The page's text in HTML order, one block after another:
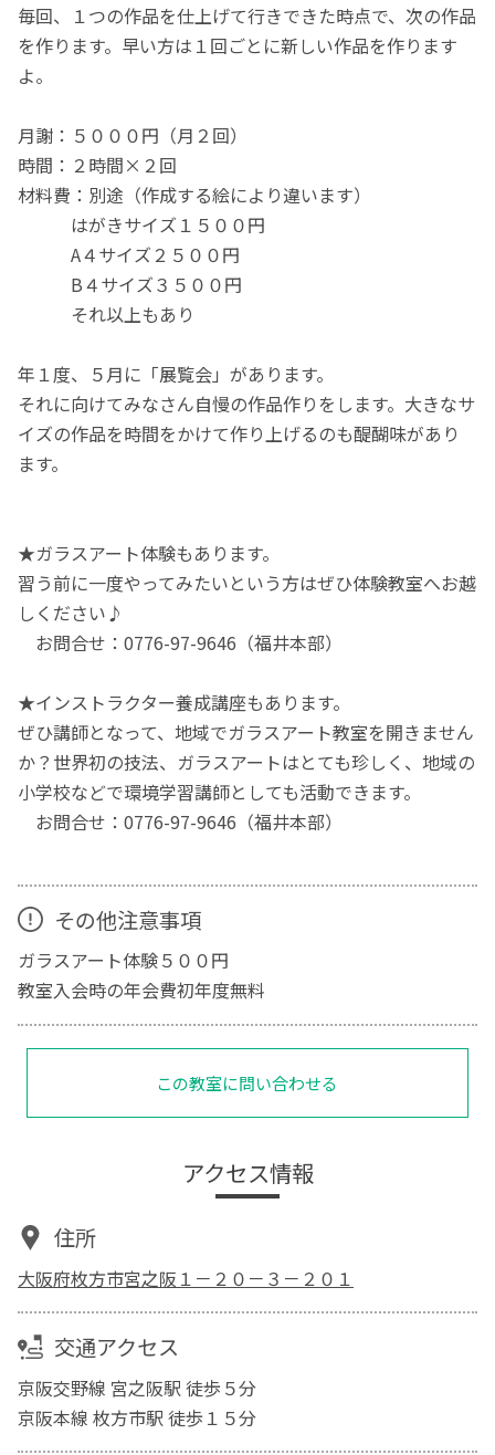
毎回、１つの作品を仕上げて行きできた時点で、次の作品
を作ります。早い方は１回ごとに新しい作品を作ります
よ。
月謝：５０００円（月２回）
時間：２時間×２回
材料費：別途（作成する絵により違います）
はがきサイズ１５００円
A４サイズ２５００円
B４サイズ３５００円
それ以上もあり
年１度、５月に「展覧会」があります。
それに向けてみなさん自慢の作品作りをします。大きなサ
イズの作品を時間をかけて作り上げるのも醍醐味があり
ます。
★ガラスアート体験もあります。
習う前に一度やってみたいという方はぜひ体験教室へお越
しください♪
お問合せ：0776-97-9646（福井本部）
★インストラクター養成講座もあります。
ぜひ講師となって、地域でガラスアート教室を開きません
か？世界初の技法、ガラスアートはとても珍しく、地域の
小学校などで環境学習講師としても活動できます。
お問合せ：0776-97-9646（福井本部）
その他注意事項
ガラスアート体験５００円
教室入会時の年会費初年度無料
この教室に問い合わせる
アクセス情報
住所
大阪府枚方市宮之阪１－２０－３－２０１
交通アクセス
京阪交野線 宮之阪駅 徒歩５分
京阪本線 枚方市駅 徒歩１５分